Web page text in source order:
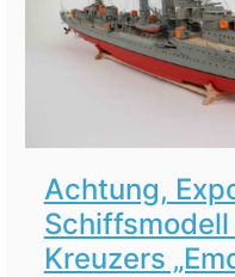
Achtung,
Kreuzers